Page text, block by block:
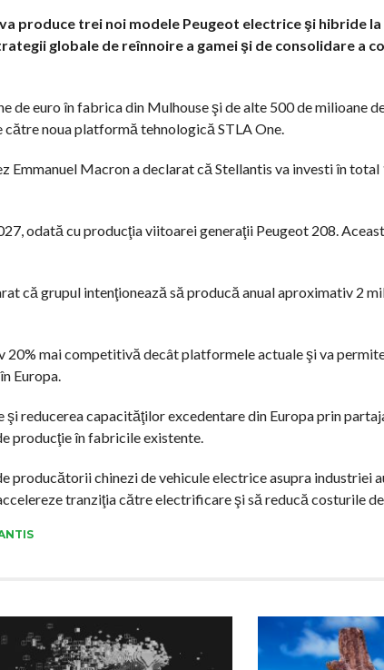
produce trei noi modele Peugeot electrice şi hibride la
globale de reînnoire a gamei şi de consolidare a
de euro în fabrica din Mulhouse şi de alte 500 de milioane
noua platformă tehnologică STLA One.
Emmanuel Macron a declarat că Stellantis va investi în total
odată cu producţia viitoarei generaţii Peugeot 208.
că grupul intenţionează să producă anual aproximativ 2
mai competitivă decât platformele actuale şi va
Europa.
reducerea capacităţilor excedentare din Europa prin
producţie în fabricile existente.
producătorii chinezi de vehicule electrice asupra industriei
tranziţia către electrificare şi să reducă costurile